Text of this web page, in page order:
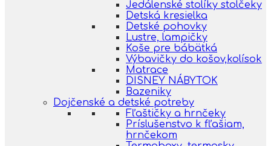
Jedálenské stolíky stolčeky
Detská kresielka
Detské pohovky
Lustre, lampičky
Koše pre bábätká
Výbavičky do košov,kolísok
Matrace
DISNEY NÁBYTOK
Bazeniky
Dojčenské a detské potreby
Fľaštičky a hrnčeky
Príslušenstvo k fľašiam,
hrnčekom